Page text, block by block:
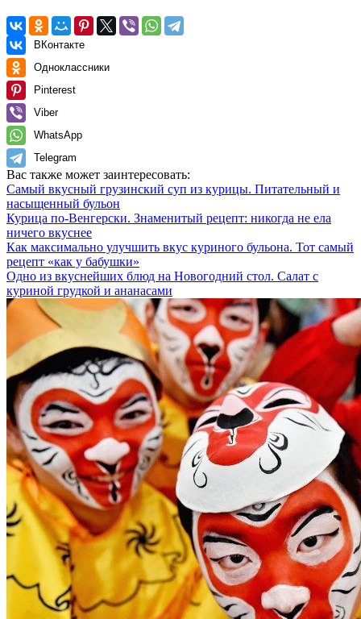
ВКонтакте
Одноклассники
Pinterest
Viber
WhatsApp
Telegram
Вас также может заинтересовать:
Самый вкусный грузинский суп из курицы. Питательный и
насыщенный бульон
Курица по-Венгерски. Знаменитый рецепт: никогда не ела
ничего вкуснее
Как максимально улучшить вкус куриного бульона. Тот самый
рецепт «как у бабушки»
Одно из вкуснейших блюд на Новогодний стол. Салат с
куриной грудкой и ананасами